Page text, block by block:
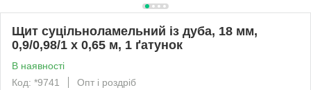
Щит суцільноламельний із дуба, 18 мм,
0,9/0,98/1 х 0,65 м, 1 ґатунок
В наявності
Код: *9741
Опт і роздріб